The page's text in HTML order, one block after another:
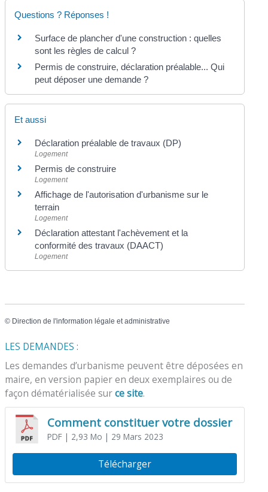
Questions ? Réponses !
Surface de plancher d'une construction : quelles
sont les règles de calcul ?
Permis de construire, déclaration préalable... Qui
peut déposer une demande ?
Et aussi
Déclaration préalable de travaux (DP)
Logement
Permis de construire
Logement
Affichage de l'autorisation d'urbanisme sur le
terrain
Logement
Déclaration attestant l'achèvement et la
conformité des travaux (DAACT)
Logement
© Direction de l'information légale et administrative
LES DEMANDES :
Les demandes d’urbanisme peuvent être déposées en
maire, en version papier en deux exemplaires ou de
façon dématérialisée surce site.
Comment constituer votre dossier
PDF| 2,93 Mo | 29 Mars 2023
Télécharger